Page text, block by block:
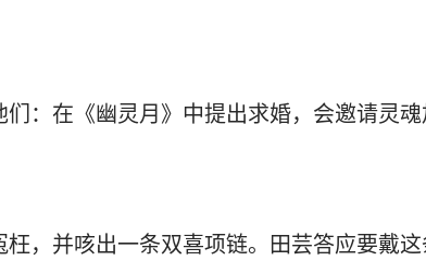
：在《幽灵月》中提出求婚，会邀请灵
，并咳出一条双喜项链。田芸答应要戴